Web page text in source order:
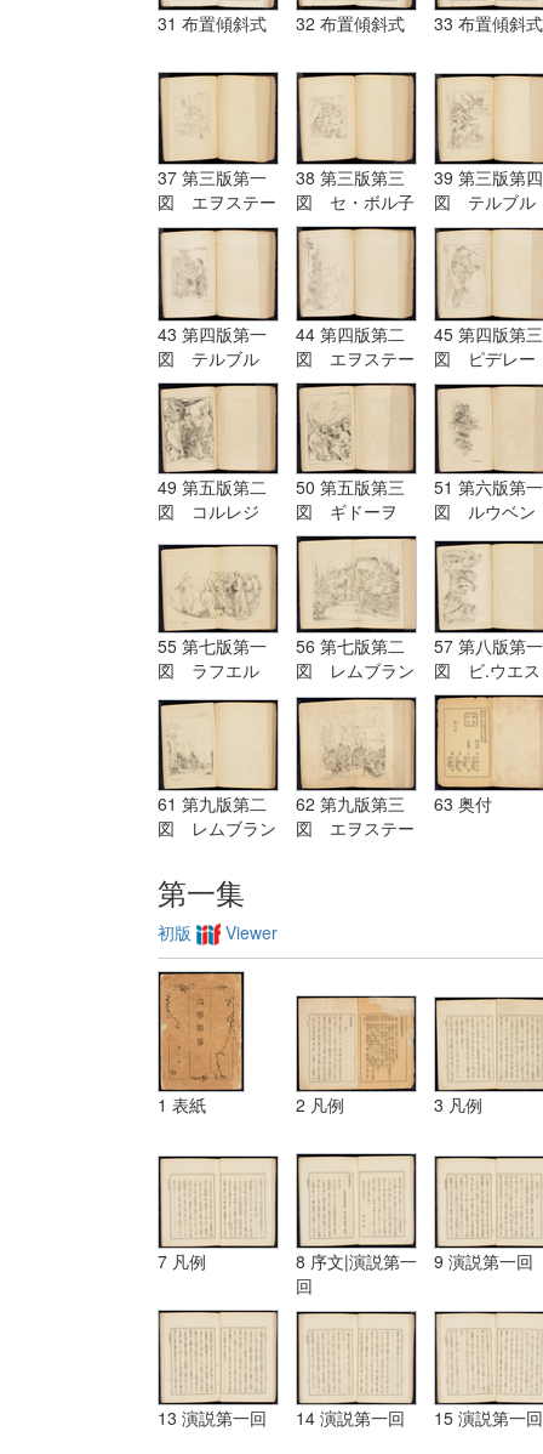
31 布置傾斜式 32 布置傾斜式 33 布置傾斜式
37 第三版第一
図 エヲステー
ド Aostade
38 第三版第三
図 セ・ボル子
ツト I.Burnet
39 第三版第四
図 テルブル
グ terburg
43 第四版第一
図 テルブル
グ Terburg
44 第四版第二
図 エヲステー
ド Aostade
45 第四版第三
図 ピデレー
ル PDeLwer
49 第五版第二
図 コルレジ
50 第五版第三
図 ギドーヲ
Guido
51 第六版第一
図 ルウベン
ス Reubens
55 第七版第一
図 ラフエル
Raffaelle
56 第七版第二
図 レムブラン
ド Rembrandt
57 第八版第一
図 ビ.ウエス
ト B.West
61 第九版第二
図 レムブラン
62 第九版第三
図 エヲステー
63 奥付
第一集
初版 Viewer
1 表紙 2 凡例 3 凡例
7 凡例
8 序文|演説第一
回
9 演説第一回
13 演説第一回 14 演説第一回 15 演説第一回